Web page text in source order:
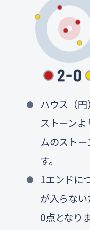
ハウス（
ストーン
ムのスト
す。
1エンドに
が入らな
0点となりま